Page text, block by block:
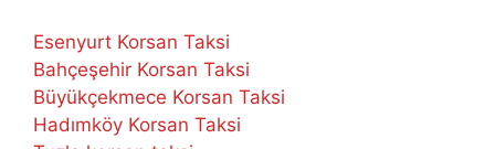
Esenyurt Korsan Taksi
Bahçeşehir Korsan Taksi
Büyükçekmece Korsan Taksi
Hadımköy Korsan Taksi